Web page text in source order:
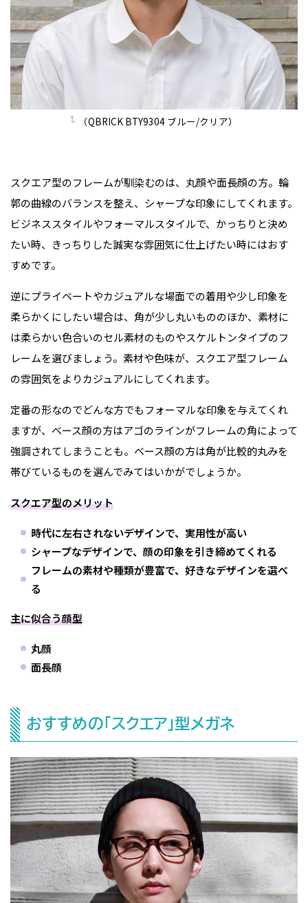
（QBRICK BTY9304 ブルー/クリア）
スクエア型のフレームが馴染むのは、丸顔や面長顔の方。輪
郭の曲線のバランスを整え、シャープな印象にしてくれます。
ビジネススタイルやフォーマルスタイルで、かっちりと決め
たい時、きっちりした誠実な雰囲気に仕上げたい時にはおす
すめです。
逆にプライベートやカジュアルな場面での着用や少し印象を
柔らかくにしたい場合は、角が少し丸いもののほか、素材に
は柔らかい色合いのセル素材のものやスケルトンタイプのフ
レームを選びましょう。素材や色味が、スクエア型フレーム
の雰囲気をよりカジュアルにしてくれます。
定番の形なのでどんな方でもフォーマルな印象を与えてくれ
ますが、ベース顔の方はアゴのラインがフレームの角によって
強調されてしまうことも。ベース顔の方は角が比較的丸みを
帯びているものを選んでみてはいかがでしょうか。
スクエア型のメリット
時代に左右されないデザインで、実用性が高い
シャープなデザインで、顔の印象を引き締めてくれる
フレームの素材や種類が豊富で、好きなデザインを選べ
る
主に似合う顔型
丸顔
面長顔
おすすめの「スクエア」型メガネ